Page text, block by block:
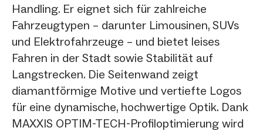
Handling. Er eignet sich für zahlreiche
Fahrzeugtypen – darunter Limousinen, SUVs
und Elektrofahrzeuge – und bietet leises
Fahren in der Stadt sowie Stabilität auf
Langstrecken. Die Seitenwand zeigt
diamantförmige Motive und vertiefte Logos
für eine dynamische, hochwertige Optik. Dank
MAXXIS OPTIM-TECH-Profiloptimierung wird